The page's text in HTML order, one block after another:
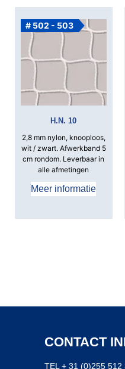
# 502 - 503
H.N. 10
2,8­ mm nylon, knooploos,
wit / zwart. Afwerkband 5
cm rondom. Leverbaar in
alle afmetingen
Meer informatie
CONTACT
TEL + 31 (0)255 512